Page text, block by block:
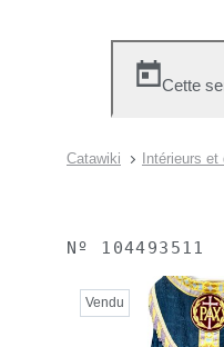
Cette
Catawiki Intérieurs
Nº 104493511
Vendu